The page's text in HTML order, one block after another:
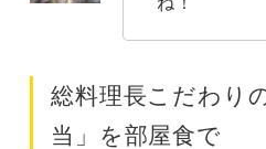
総料理長こだわり
当」を部屋食で